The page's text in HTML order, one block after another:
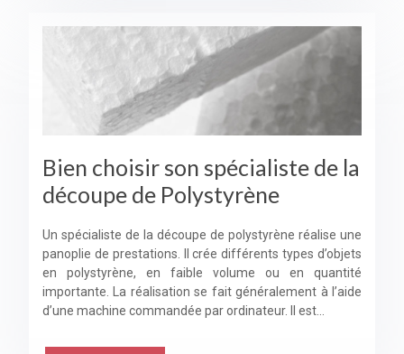
Bien choisir son spécialiste de la
découpe de Polystyrène
Un spécialiste de la découpe de polystyrène réalise une
panoplie de prestations. Il crée différents types d’objets
en polystyrène, en faible volume ou en quantité
importante. La réalisation se fait généralement à l’aide
d’une machine commandée par ordinateur. Il est…